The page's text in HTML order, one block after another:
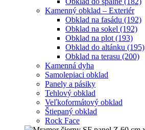
Kamenný obklad – Exteriér
Obklad na fasádu (192)
Obklad na sokel (192)
Obklad na plot (193)
Obklad do altánku (195)
Obklad na terasu (200)
Kamenná dyha
Samolepiaci obklad
Panely a pásiky
Tehlový obklad
Veľkoformátový obklad
Štiepaný obklad
Rock Face